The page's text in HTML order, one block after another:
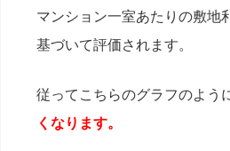
マンション一室あたりの敷地
基づいて評価されます。
従ってこちらのグラフのよう
くなります。